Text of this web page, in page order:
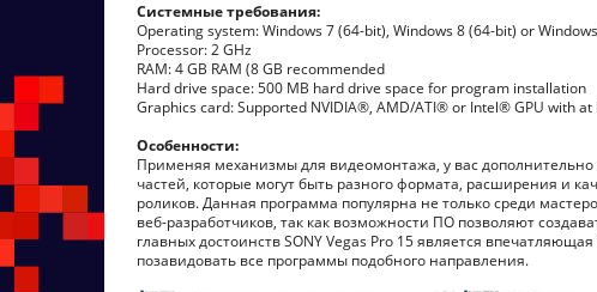
Системные требования:
Operating system: Windows 7 (64-bit), Windows 8 (64-bit) or
Processor: 2 GHz
RAM: 4 GB RAM (8 GB recommended
Hard drive space: 500 MB hard drive space for program installation
Graphics card: Supported NVIDIA®, AMD/ATI® or Intel® GPU with
Особенности:
Применяя механизмы для видеомонтажа, у вас
частей, которые могут быть разного формата, расширения и
роликов. Данная программа популярна не только среди
веб-разработчиков, так как возможности ПО позволяют
главных достоинств SONY Vegas Pro 15 является
позавидовать все программы подобного направления.